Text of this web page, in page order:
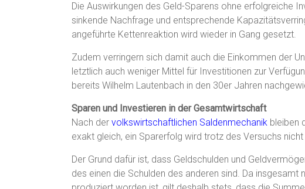
Die Auswirkungen des Geld-Sparens ohne erfolgreiche
sinkende Nachfrage und entsprechende
angeführte Kettenreaktion wird wieder in Gang gesetzt.
Zudem verringern sich damit auch die Einkommen der
letztlich auch weniger Mittel für Investitionen zur
bereits Wilhelm Lautenbach in den 30er Jahren
Sparen und Investieren in der Gesamtwirtschaft
Nach der volkswirtschaftlichen Saldenmechanik bleiben
exakt gleich, ein Sparerfolg wird trotz des Versuchs
Der Grund dafür ist, dass Geldschulden und
des einen die Schulden des anderen sind. Da insgesamt